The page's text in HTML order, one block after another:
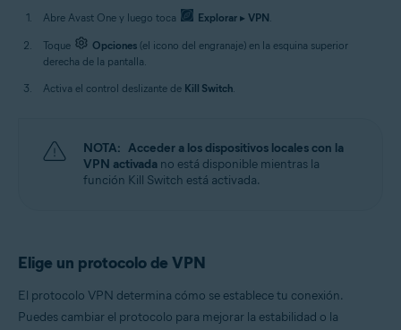
Abre Avast One y luego toca Explorar ▸ VPN.
Toque Opciones (el icono del engranaje) en la esquina superior
derecha de la pantalla.
Activa el control deslizante de Kill Switch.
NOTA: Acceder a los dispositivos locales con la
VPN activada no está disponible mientras la
función Kill Switch está activada.
Elige un protocolo de VPN
El protocolo VPN determina cómo se establece tu conexión.
Puedes cambiar el protocolo para mejorar la estabilidad o la